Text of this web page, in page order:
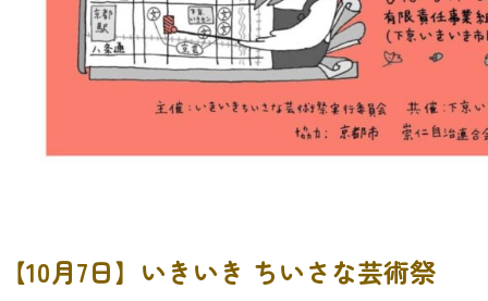
【10月7日】いきいき ちいさな芸術祭